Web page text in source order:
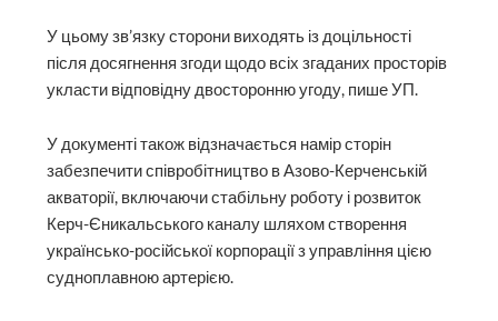
У цьому зв’язку сторони виходять із доцільності
після досягнення згоди щодо всіх згаданих просторів
укласти відповідну двосторонню угоду, пише УП.
У документі також відзначається намір сторін
забезпечити співробітництво в Азово-Керченській
акваторії, включаючи стабільну роботу і розвиток
Керч-Єникальського каналу шляхом створення
українсько-російської корпорації з управління цією
судноплавною артерією.